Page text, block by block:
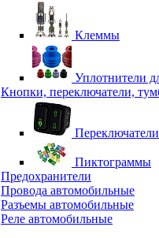
Клеммы
Уплотнители
Кнопки, переключатели,
Переключатели
Пиктограммы
Предохранители
Провода автомобильные
Разъемы автомобильные
Реле автомобильные